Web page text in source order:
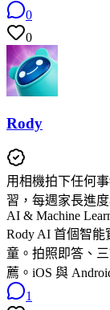
0
0
Rody
用相機拍下任何
習，每週家長進
AI & Machine
Rody AI 首個智
童。拍照即答、
薦。iOS 與
1